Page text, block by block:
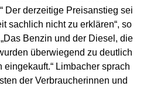
Der derzeitige Preisanstieg sei
sachlich nicht zu erklären“, so
Benzin und der Diesel, die
überwiegend zu deutlich
Limbacher sprach
der Verbraucherinnen und